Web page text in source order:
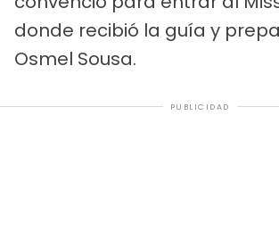
donde recibió la guía y
Osmel Sousa.
PUBLICIDAD